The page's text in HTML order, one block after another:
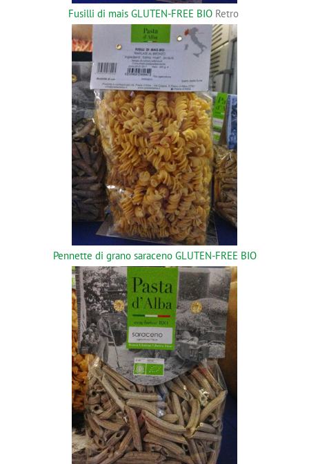
Fusilli di mais GLUTEN-FREE BIORetro
Pennette di grano saraceno GLUTEN-FREE BIO